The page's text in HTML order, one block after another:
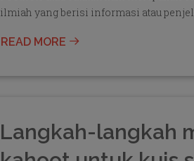
ilmiah yang berisi informasi atau
READ MORE
Langkah-langkah